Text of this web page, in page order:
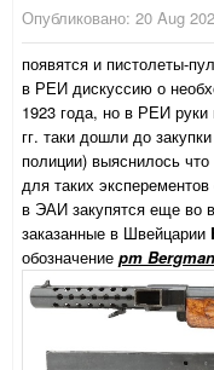
Опубликовано: 20 Aug
появятся и пистолеты-
в РЕИ дискуссию о
1923 года, но в РЕИ руки
гг. таки дошли до
полиции) выяснилось
для таких
в ЭАИ закупятся еще во
заказанные в Швейцарии
обозначение pm